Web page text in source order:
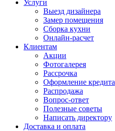
Услуги
Выезд дизайнера
Замер помещения
Сборка кухни
Онлайн-расчет
Клиентам
Акции
Фотогалерея
Рассрочка
Оформление кредита
Распродажа
Вопрос-ответ
Полезные советы
Написать директору
Доставка и оплата